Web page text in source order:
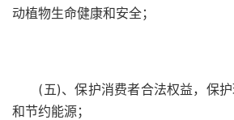
动植物生命健康和安全；
(五)、保护消费者合法权益，保护
和节约能源；